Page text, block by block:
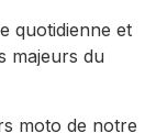
quotidienne et
majeurs du
moto de notre